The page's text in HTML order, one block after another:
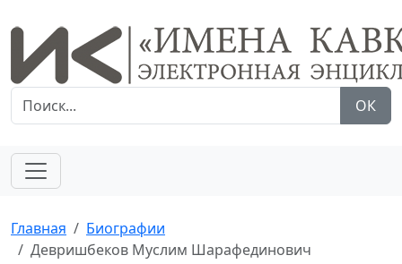
ОК
Главная
Биографии
Девришбеков Муслим Шарафединович